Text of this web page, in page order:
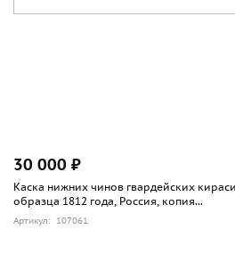
30 000 ₽
Каска нижних чинов гвардейских
образца 1812 года, Россия, копия...
Артикул: 107061